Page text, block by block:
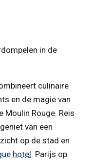
in de
culinaire
en de magie van
Moulin Rouge. Reis
van een
op de stad en
hotel. Parijs op